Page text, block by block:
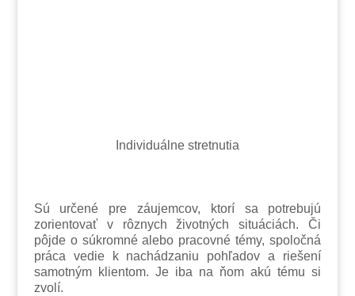
Individuálne stretnutia
Sú určené pre záujemcov, ktorí sa potrebujú
zorientovať v rôznych životných situáciách. Či
pôjde o súkromné alebo pracovné témy, spoločná
práca vedie k nachádzaniu pohľadov a riešení
samotným klientom. Je iba na ňom akú tému si
zvolí.